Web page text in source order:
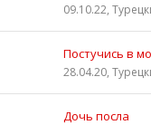
09.10.22,
Постучись в
28.04.20,
Дочь посла